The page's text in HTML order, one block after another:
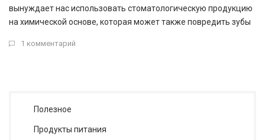
вынуждает нас использовать стоматологическую продукцию
на химической основе, которая может также повредить зубы
1 комментарий
Полезное
Продукты питания